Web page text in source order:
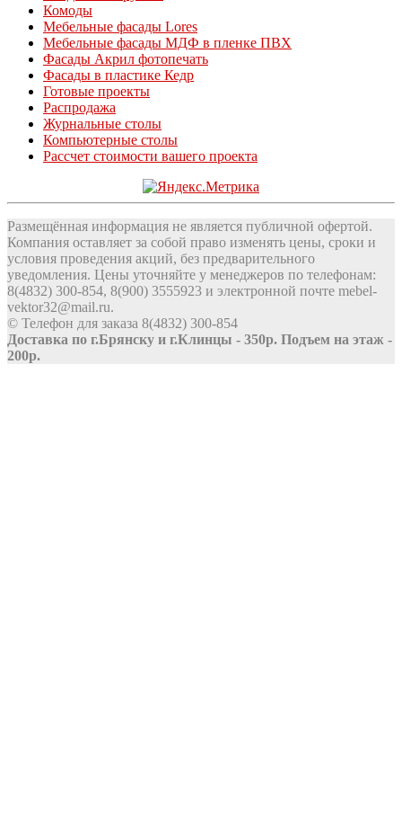
Комоды
Мебельные фасады Lores
Мебельные фасады МДФ в пленке ПВХ
Фасады Акрил фотопечать
Фасады в пластике Кедр
Готовые проекты
Распродажа
Журнальные столы
Компьютерные столы
Рассчет стоимости вашего проекта
Размещённая информация не является публичной офертой.
Компания оставляет за собой право изменять цены, сроки и
условия проведения акций, без предварительного
уведомления. Цены уточняйте у менеджеров по телефонам:
8(4832) 300-854, 8(900) 3555923 и электронной почте mebel-
vektor32@mail.ru.
© Телефон для заказа 8(4832) 300-854
Доставка по г.Брянску и г.Клинцы - 350р. Подъем на этаж -
200р.